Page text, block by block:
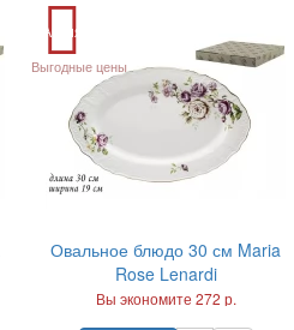
Акция
Выгодные цены
Овальное блюдо 30 см Maria
Rose Lenardi
Вы экономите 272 р.